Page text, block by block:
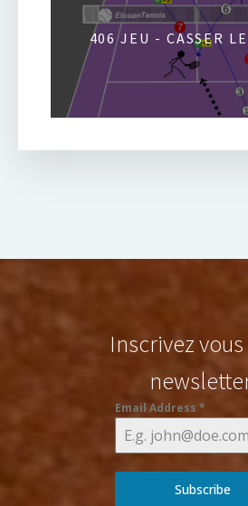
406 JEU - CASSER
Inscrivez
Email Address *
Subscribe